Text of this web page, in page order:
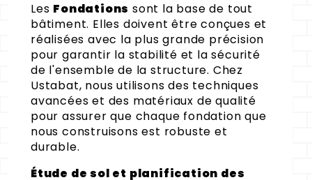
Les Fondations sont la base de tout
bâtiment. Elles doivent être conçues et
réalisées avec la plus grande précision
pour garantir la stabilité et la sécurité
de l'ensemble de la structure. Chez
Ustabat, nous utilisons des techniques
avancées et des matériaux de qualité
pour assurer que chaque fondation que
nous construisons est robuste et
durable.
Étude de sol et planification des